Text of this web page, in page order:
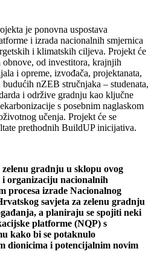
je ponovna uspostava
i izrada nacionalnih smjernica
i klimatskih ciljeva. Projekt će
od investitora, krajnjih
i opreme, izvođača, projektanata,
nZEB stručnjaka – studenata,
i održive gradnju kao ključne
s posebnim naglaskom
učenja. Projekt će se
prethodnih BuildUP inicijativa.
gradnju u sklopu ovog
organizaciju nacionalnih
procesa izrade Nacionalnog
savjeta za zelenu gradnju
a planiraju se spojiti neki
platforme (NQP) s
kako bi se potaknulo
dionicima i potencijalnim novim